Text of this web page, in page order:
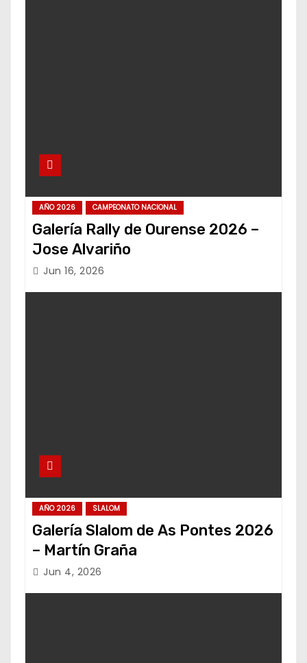
AÑO 2026 CAMPEONATO NACIONAL
Galería Rally de Ourense 2026 –
Jose Alvariño
Jun 16, 2026
AÑO 2026 SLALOM
Galería Slalom de As Pontes 2026
– Martín Graña
Jun 4, 2026